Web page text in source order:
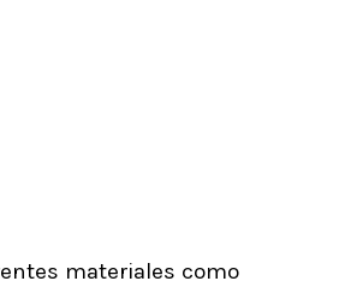
materiales como